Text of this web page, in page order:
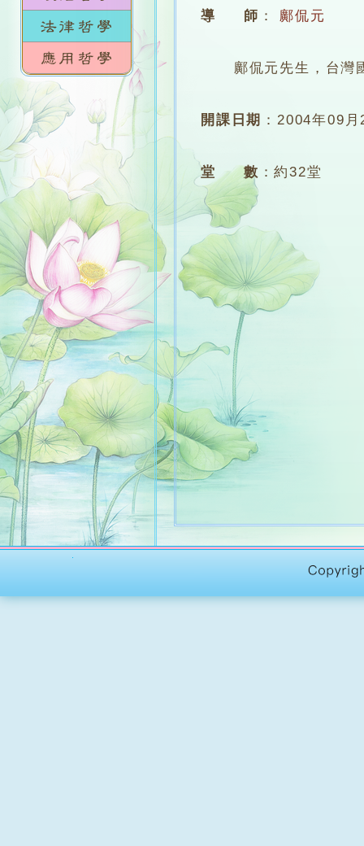
導 師 ： 鄺侃元
鄺侃元先生，台灣國
開課日期 ：2004年09月
堂 數 ：約32堂